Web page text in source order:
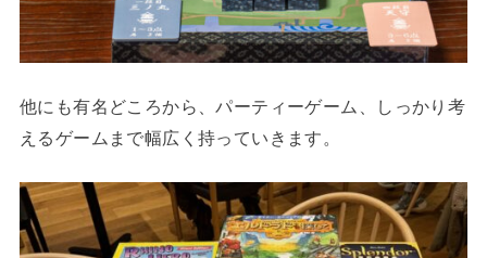
他にも有名どころから、パーティーゲーム、しっかり考
えるゲームまで幅広く持っていきます。